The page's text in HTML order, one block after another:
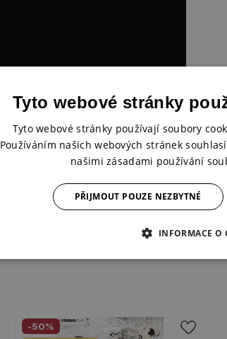
-50%
Tyto webové stránky
Tyto webové stránky používají soubory
Používáním našich webových stránek
našimi zásadami používání
PŘIJMOUT POUZE NEZBYTNÉ
INFORMACE O